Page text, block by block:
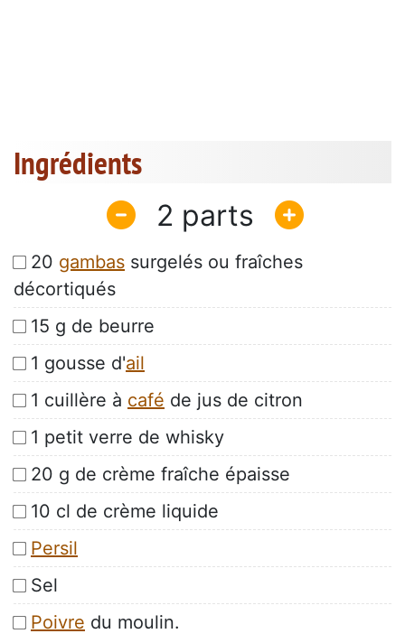
Ingrédients
2
20 gambas surgelés ou fraîches
décortiqués
15 g de beurre
1 gousse d'ail
1 cuillère à café de jus de citron
1 petit verre de whisky
20 g de crème fraîche épaisse
10 cl de crème liquide
Persil
Sel
Poivre du moulin.